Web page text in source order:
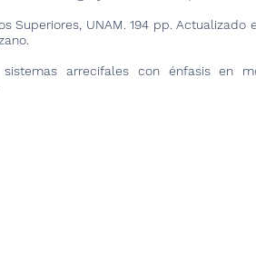
UNAM. 194 pp. Actualizado
sistemas arrecifales con énfasis en